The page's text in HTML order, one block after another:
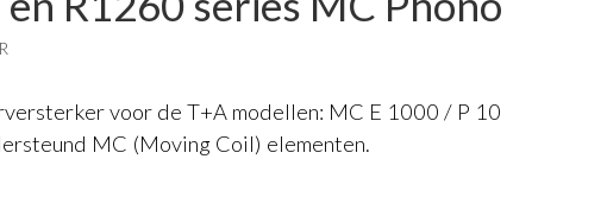
voor de T+A modellen: MC E 1000 / P 10
MC (Moving Coil) elementen.